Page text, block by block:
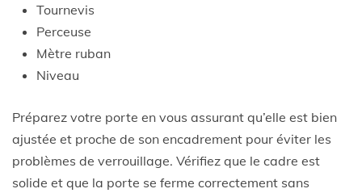
Tournevis
Perceuse
Mètre ruban
Niveau
Préparez votre porte en vous assurant qu’elle est bien
ajustée et proche de son encadrement pour éviter les
problèmes de verrouillage. Vérifiez que le cadre est
solide et que la porte se ferme correctement sans